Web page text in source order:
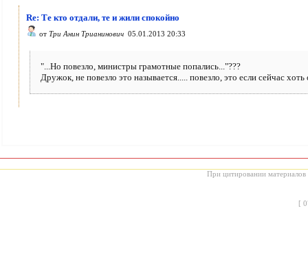
Re: Те кто отдали, те и жили спокойно
от Три Анин Трианинович 05.01.2013 20:33
"...Но повезло, министры грамотные попались..."???
Дружок, не повезло это называется..... повезло, это если сейчас
При цитировании материалов
[